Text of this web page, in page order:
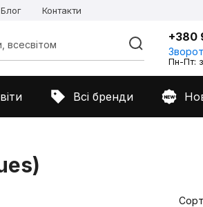
Блог Контакти
+380
Пн-Пт:
Всі бренди